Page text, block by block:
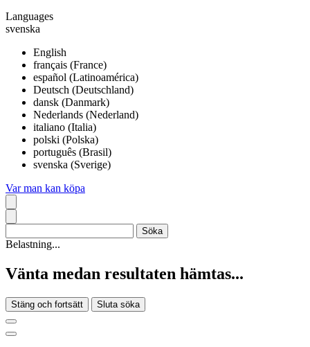
Languages
svenska
English
français (France)
español (Latinoamérica)
Deutsch (Deutschland)
dansk (Danmark)
Nederlands (Nederland)
italiano (Italia)
polski (Polska)
português (Brasil)
svenska (Sverige)
Var man kan köpa
Belastning...
Vänta medan resultaten hämtas...
Stäng och fortsätt Sluta söka